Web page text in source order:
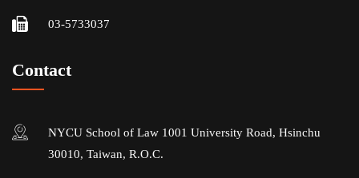
03-5733037
Contact
NYCU School of Law 1001 University Road, Hsinchu
30010, Taiwan, R.O.C.